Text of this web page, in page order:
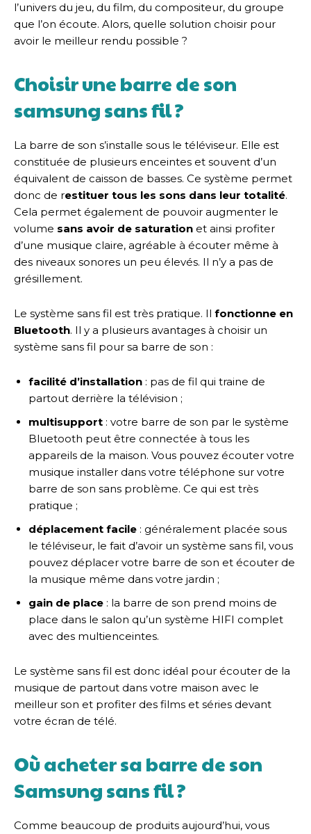
l’univers du jeu, du film, du compositeur, du groupe
que l’on écoute. Alors, quelle solution choisir pour
avoir le meilleur rendu possible ?
Choisir une barre de son
samsung sans fil ?
La barre de son s’installe sous le téléviseur. Elle est
constituée de plusieurs enceintes et souvent d’un
équivalent de caisson de basses. Ce système permet
donc de restituer tous les sons dans leur totalité.
Cela permet également de pouvoir augmenter le
volume sans avoir de saturation et ainsi profiter
d’une musique claire, agréable à écouter même à
des niveaux sonores un peu élevés. Il n’y a pas de
grésillement.
Le système sans fil est très pratique. Il fonctionne en
Bluetooth. Il y a plusieurs avantages à choisir un
système sans fil pour sa barre de son :
facilité d’installation : pas de fil qui traine de
partout derrière la télévision ;
multisupport : votre barre de son par le système
Bluetooth peut être connectée à tous les
appareils de la maison. Vous pouvez écouter votre
musique installer dans votre téléphone sur votre
barre de son sans problème. Ce qui est très
pratique ;
déplacement facile : généralement placée sous
le téléviseur, le fait d’avoir un système sans fil, vous
pouvez déplacer votre barre de son et écouter de
la musique même dans votre jardin ;
gain de place : la barre de son prend moins de
place dans le salon qu’un système HIFI complet
avec des multienceintes.
Le système sans fil est donc idéal pour écouter de la
musique de partout dans votre maison avec le
meilleur son et profiter des films et séries devant
votre écran de télé.
Où acheter sa barre de son
Samsung sans fil ?
Comme beaucoup de produits aujourd’hui, vous